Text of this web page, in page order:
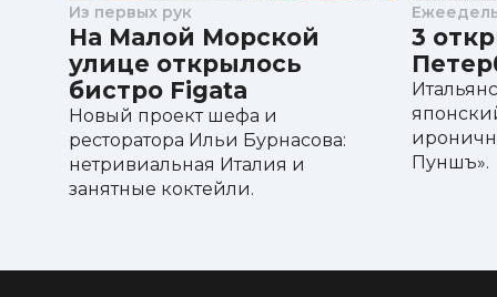
Из первых рук
На Малой Морской
улице открылось
бистро Figata
Новый проект шефа и
ресторатора Ильи Бурнасова:
нетривиальная Италия и
занятные коктейли.
3
Пуншъ».